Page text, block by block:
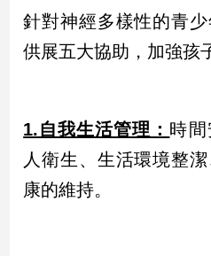
專
區
【我
點】
針對神經多樣性的青
供展五大協助，加強孩
1.自我生活管理： 時間
人衛生、生活環境整
康的維持。